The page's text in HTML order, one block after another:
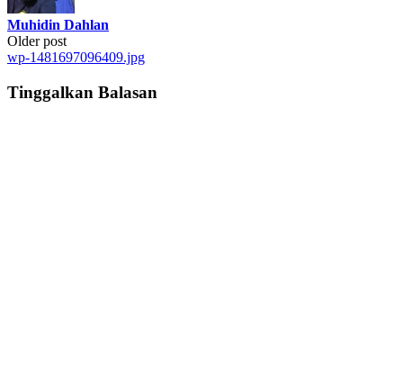
Muhidin Dahlan
Post
navigation
Older post
wp-1481697096409.jpg
Tinggalkan Balasan